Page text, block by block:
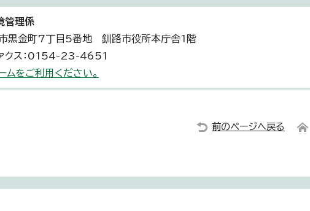
管理係
金町7丁目5番地 釧路市役所本庁舎1階
クス：0154-23-4651
ムをご利用ください。
前のページへ戻る